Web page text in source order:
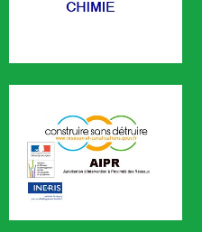
FRANCE CHIMIE
AIPR